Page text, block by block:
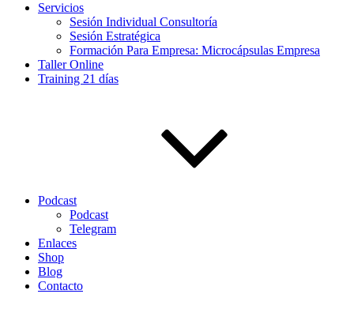
Servicios
Sesión Individual Consultoría
Sesión Estratégica
Formación Para Empresa: Microcápsulas Empresa
Taller Online
Training 21 días
Podcast
Podcast
Telegram
Enlaces
Shop
Blog
Contacto